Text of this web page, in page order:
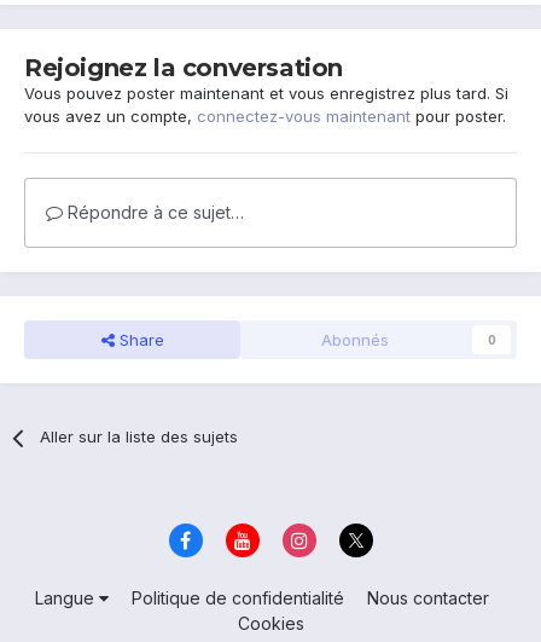
Rejoignez la conversation
Vous pouvez poster maintenant et vous enregistrez plus tard. Si
vous avez un compte, connectez-vous maintenant pour poster.
Répondre à ce sujet…
Share Abonnés 0
Aller sur la liste des sujets
Langue Politique de confidentialité
Nous contacter
Cookies